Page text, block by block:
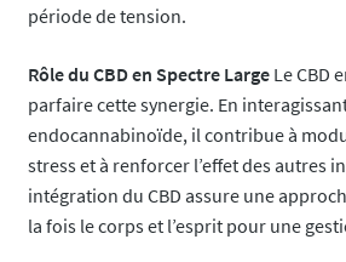
période de tension.
Rôle du CBD en Spectre LargeLe CBD
parfaire cette synergie. En
endocannabinoïde, il contribue à
stress et à renforcer l’effet des autres
intégration du CBD assure une
la fois le corps et l’esprit pour une